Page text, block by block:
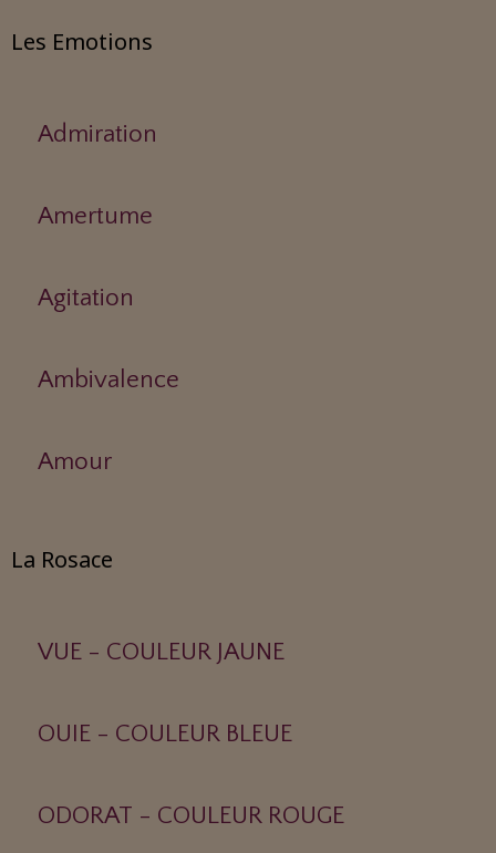
Les Emotions
Admiration
Amertume
Agitation
Ambivalence
Amour
La Rosace
VUE - COULEUR JAUNE
OUIE - COULEUR BLEUE
ODORAT - COULEUR ROUGE